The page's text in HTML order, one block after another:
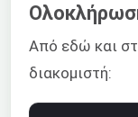
Από εδώ και
διακομιστή: